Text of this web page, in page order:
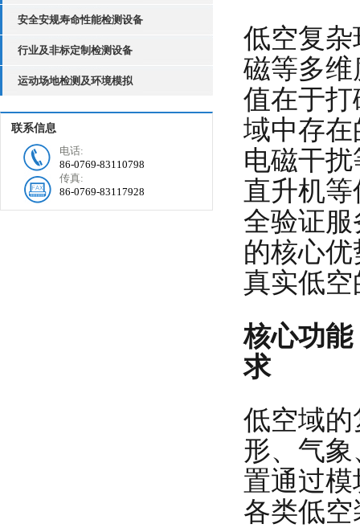
安全安规寿命性能检测设备
行业及非标定制检测设备
运动场地检测及环境模拟
联系信息
电话:
86-0769-83110798
传真:
86-0769-83117928
低空复
磁等多
值在于
域中存
电磁干
直升机
全验证
的核心
真实低
核心功
求
低空域
形、气
置通过
各类低